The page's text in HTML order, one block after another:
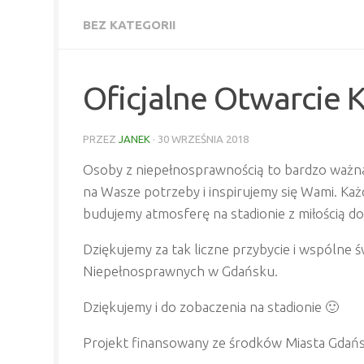
BEZ KATEGORII
Oficjalne Otwarcie
PRZEZ JANEK · 30 WRZEŚNIA 2018
Osoby z niepełnosprawnością to bardzo
na Wasze potrzeby i inspirujemy się Wami.
budujemy atmosferę na stadionie z miłością
Dziękujemy za tak liczne przybycie i wspólne
Niepełnosprawnych w Gdańsku.
Dziękujemy i do zobaczenia na stadionie 🙂
Projekt finansowany ze środków Miasta